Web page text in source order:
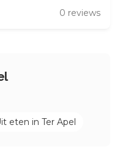
0 reviews
eten in Ter Apel